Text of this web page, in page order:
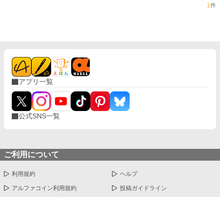
1件
アプリ一覧
公式SNS一覧
ご利用について
利用規約 ヘルプ
アルファコイン利用規約 投稿ガイドライン